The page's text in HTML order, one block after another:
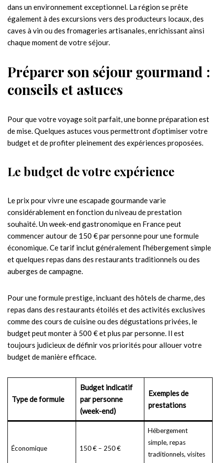
dans un environnement exceptionnel. La région se prête
également à des excursions vers des producteurs locaux, des
caves à vin ou des fromageries artisanales, enrichissant ainsi
chaque moment de votre séjour.
Préparer son séjour gourmand :
conseils et astuces
Pour que votre voyage soit parfait, une bonne préparation est
de mise. Quelques astuces vous permettront d’optimiser votre
budget et de profiter pleinement des expériences proposées.
Le budget de votre expérience
Le prix pour vivre une escapade gourmande varie
considérablement en fonction du niveau de prestation
souhaité. Un week-end gastronomique en France peut
commencer autour de 150 € par personne pour une formule
économique. Ce tarif inclut généralement l’hébergement simple
et quelques repas dans des restaurants traditionnels ou des
auberges de campagne.
Pour une formule prestige, incluant des hôtels de charme, des
repas dans des restaurants étoilés et des activités exclusives
comme des cours de cuisine ou des dégustations privées, le
budget peut monter à 500 € et plus par personne. Il est
toujours judicieux de définir vos priorités pour allouer votre
budget de manière efficace.
Type de formule
Budget indicatif
par personne
(week-end)
Exemples de
prestations
Économique 150 € – 250 €
Hébergement
simple, repas
traditionnels, visites